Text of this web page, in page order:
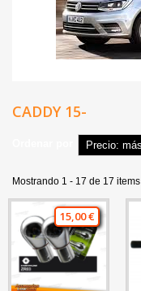
CADDY 15-
Mostrando 1 - 17 de 17 items
15,00 €